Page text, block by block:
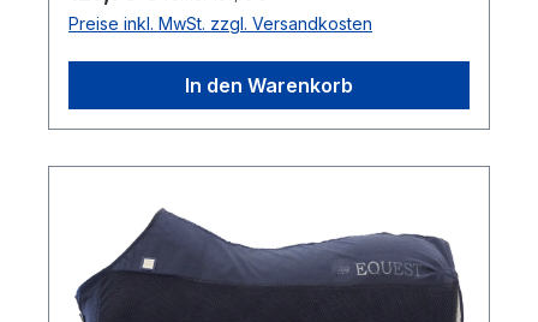
Preise inkl. MwSt. zzgl. Versandkosten
In den Warenkorb